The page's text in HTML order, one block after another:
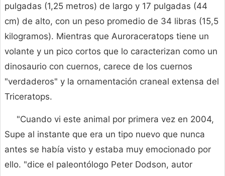
pulgadas (1,25 metros) de largo y 17 pulgadas (44
cm) de alto, con un peso promedio de 34 libras (15,5
kilogramos). Mientras que Auroraceratops tiene un
volante y un pico cortos que lo caracterizan como un
dinosaurio con cuernos, carece de los cuernos
"verdaderos" y la ornamentación craneal extensa del
Triceratops.
"Cuando vi este animal por primera vez en 2004,
Supe al instante que era un tipo nuevo que nunca
antes se había visto y estaba muy emocionado por
ello. "dice el paleontólogo Peter Dodson, autor